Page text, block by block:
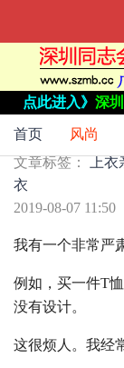
点此进入》 深
首页 风尚
文章标签： 上衣
亲民价，口袋
文章标签： 上衣
衣
2019-08-07 11:50
我有一个非常严
例如，买一件T
没有设计。
这很烦人。我经